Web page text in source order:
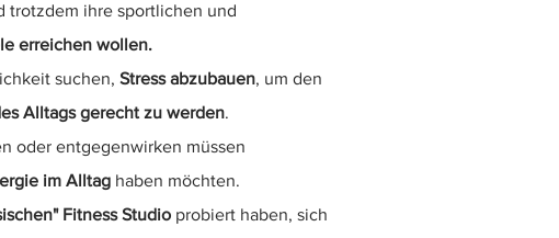
trotzdem ihre sportlichen und
erreichen wollen.
suchen, Stress abzubauen, um den
Alltags gerecht zu werden.
oder entgegenwirken müssen
im Alltag haben möchten.
Fitness Studio probiert haben, sich